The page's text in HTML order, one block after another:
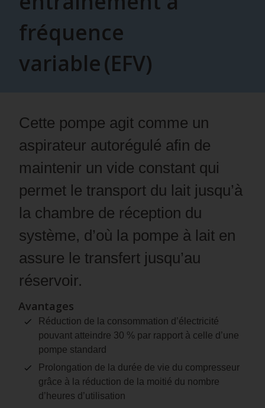
fréquence
variable (EFV)
Cette pompe agit comme un
aspirateur autorégulé afin de
maintenir un vide constant qui
permet le transport du lait jusqu’à
la chambre de réception du
système, d’où la pompe à lait en
assure le transfert jusqu’au
réservoir.
Avantages
Réduction de la consommation d’électricité
pouvant atteindre 30 % par rapport à celle d’une
pompe standard
Prolongation de la durée de vie du compresseur
grâce à la réduction de la moitié du nombre
d’heures d’utilisation